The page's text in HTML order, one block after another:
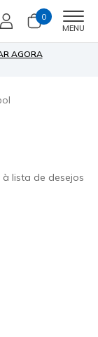
0
MENU
AGORA
lista de desejos